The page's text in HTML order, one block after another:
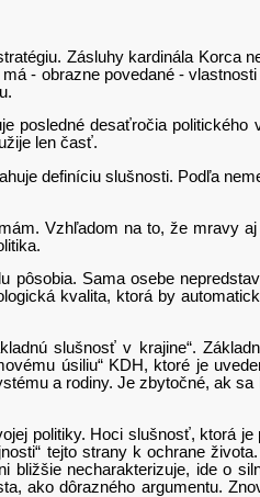
Zásluhy kardinála Korca
- obrazne povedané -
posledné desaťročia
len časť.
definíciu slušnosti. Podľa
Vzhľadom na to, že mravy aj
Sama osebe
kvalita, ktorá by
slušnosť v krajine“.
úsiliu“ KDH, ktoré je
a rodiny. Je zbytočné, ak
politiky. Hoci slušnosť, ktorá
tejto strany k ochrane
bližšie necharakterizuje, ide o
ako dôrazného argumentu.